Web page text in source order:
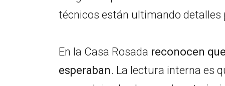
técnicos están ultimando detalles
En la Casa Rosada reconocen
esperaban. La lectura interna es